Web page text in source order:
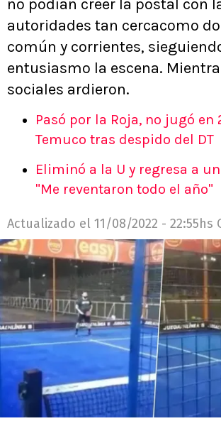
no podían creer la postal con
autoridades tan cercacomo
común y corrientes,
entusiasmo la escena.
sociales ardieron.
Pasó por la Roja, no jugó en
Temuco tras despido del DT
Eliminó a la U y regresa a
"Me reventaron todo el año"
Actualizado el 11/08/2022 - 22:55hs